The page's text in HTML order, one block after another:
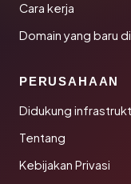
Cara kerja
Domain yang baru
PERUSAHAAN
Didukung
Tentang
Kebijakan Privasi